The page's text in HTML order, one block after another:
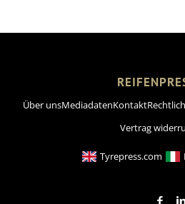
Über unsMediadatenKontakt
Vertrag
Tyrepress.com